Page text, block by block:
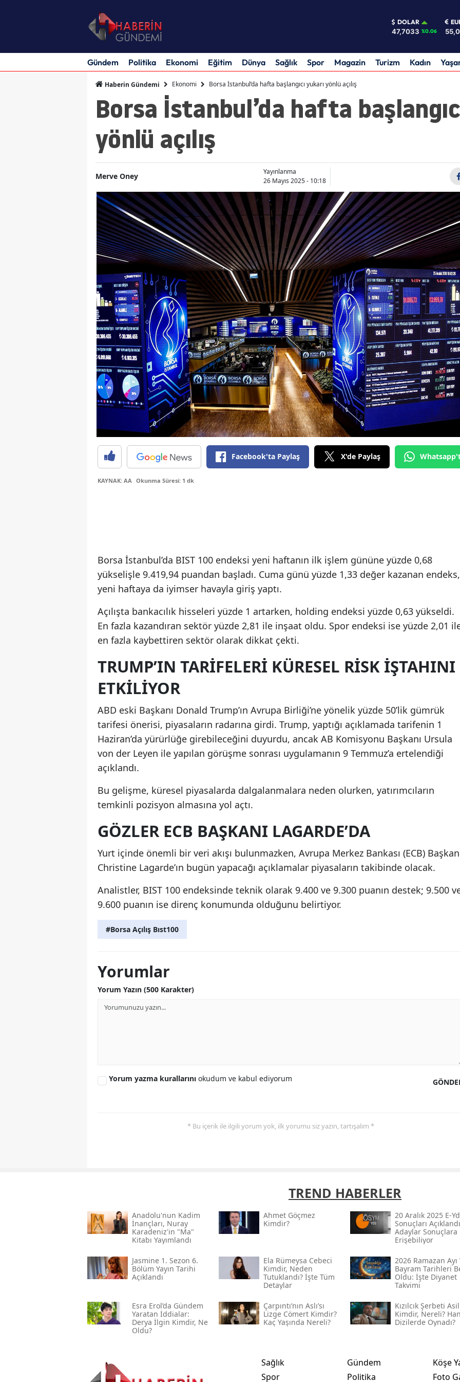
DOLAR
47,7033 %0.06
Gündem Politika Ekonomi Eğitim Dünya Sağlık Spor Magazin Turizm Kadın
Haberin Gündemi Ekonomi Borsa İstanbul’da hafta başlangıcı yukarı yönlü açılış
Borsa İstanbul’da hafta
yönlü açılış
Merve Oney
Yayınlanma
26 Mayıs 2025 - 10:18
Facebook'ta Paylaş X'de Paylaş
KAYNAK: AA Okunma Süresi: 1 dk
Borsa İstanbul’da BIST 100 endeksi yeni haftanın ilk işlem gününe yüzde 0,68
yükselişle 9.419,94 puandan başladı. Cuma günü yüzde 1,33 değer kazanan endeks,
yeni haftaya da iyimser havayla giriş yaptı.
Açılışta bankacılık hisseleri yüzde 1 artarken, holding endeksi yüzde 0,63 yükseldi.
En fazla kazandıran sektör yüzde 2,81 ile inşaat oldu. Spor endeksi ise yüzde 2,01
en fazla kaybettiren sektör olarak dikkat çekti.
TRUMP’IN TARIFELERI KÜRESEL RISK IŞTAHINI
ETKILIYOR
ABD eski Başkanı Donald Trump’ın Avrupa Birliği’ne yönelik yüzde 50’lik gümrük
tarifesi önerisi, piyasaların radarına girdi. Trump, yaptığı açıklamada tarifenin 1
Haziran’da yürürlüğe girebileceğini duyurdu, ancak AB Komisyonu Başkanı Ursula
von der Leyen ile yapılan görüşme sonrası uygulamanın 9 Temmuz’a ertelendiği
açıklandı.
Bu gelişme, küresel piyasalarda dalgalanmalara neden olurken, yatırımcıların
temkinli pozisyon almasına yol açtı.
GÖZLER ECB BAŞKANI LAGARDE’DA
Yurt içinde önemli bir veri akışı bulunmazken, Avrupa Merkez Bankası (ECB)
Christine Lagarde’ın bugün yapacağı açıklamalar piyasaların takibinde olacak.
Analistler, BIST 100 endeksinde teknik olarak 9.400 ve 9.300 puanın destek; 9.500
9.600 puanın ise direnç konumunda olduğunu belirtiyor.
#Borsa Açılış Bıst100
Yorumlar
Yorum Yazın (500 Karakter)
Yorum yazma kurallarını okudum ve kabul ediyorum
* Bu içerik ile ilgili yorum yok, ilk yorumu siz yazın, tartışalım *
TREND HABERLER
Anadolu'nun Kadim
İnançları, Nuray
Karadeniz'in "ma"
Kitabı Yayımlandı
Ahmet Göçmez
Kimdir?
20 Aralık 2025 E-
Sonuçları
Adaylar Sonuçlara
Erişebiliyor
Jasmine 1. Sezon 6.
Bölüm Yayın Tarihi
Açıklandı
Ela Rümeysa Cebeci
Kimdir, Neden
Tutuklandı? İşte Tüm
Detaylar
2026 Ramazan Ayı
Bayram Tarihleri
Oldu: İşte Diyanet
Takvimi
Esra Erol’da Gündem
Yaratan İddialar:
Derya İlgin Kimdir, Ne
Oldu?
Çarpıntı’nın Aslı’sı
Lizge Cömert Kimdir?
Kaç Yaşında Nereli?
Kızılcık Şerbeti Asil
Kimdir, Nereli?
Dizilerde Oynadı?
Sağlık
Spor
Gündem
Politika
Köşe
Foto